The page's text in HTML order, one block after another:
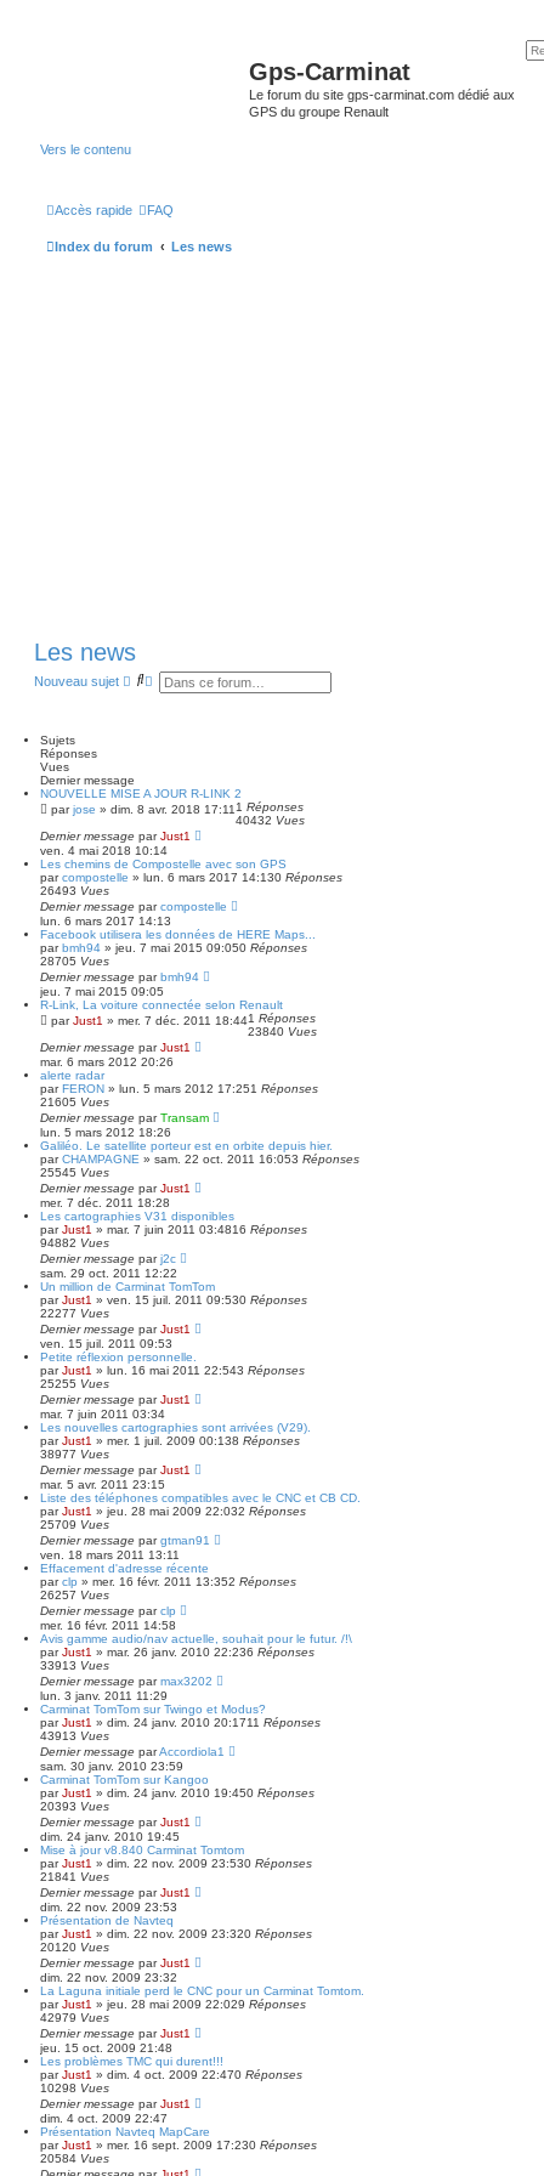
Gps-Carminat
Le forum du site gps-carminat.com dédié aux
GPS du groupe Renault
Vers le contenu
Accès rapide FAQ
Index du forum Les news
Les news
Nouveau sujet
R
e
R
e
a
a
n
c
é
Sujets
Réponses
Vues
Dernier message
NOUVELLE MISE A JOUR R-LINK 2
parjose » dim. 8 avr. 2018 17:11 1 Réponses
40432 Vues
Dernier message parJust1
ven. 4 mai 2018 10:14
Les chemins de Compostelle avec son GPS
parcompostelle » lun. 6 mars 2017 14:130 Réponses
26493 Vues
Dernier message parcompostelle
lun. 6 mars 2017 14:13
Facebook utilisera les données de HERE Maps...
parbmh94 » jeu. 7 mai 2015 09:050 Réponses
28705 Vues
Dernier message parbmh94
jeu. 7 mai 2015 09:05
R-Link, La voiture connectée selon Renault
parJust1 » mer. 7 déc. 2011 18:441 Réponses
23840 Vues
Dernier message parJust1
mar. 6 mars 2012 20:26
alerte radar
parFERON » lun. 5 mars 2012 17:251 Réponses
21605 Vues
Dernier message parTransam
lun. 5 mars 2012 18:26
Galiléo. Le satellite porteur est en orbite depuis hier.
parCHAMPAGNE » sam. 22 oct. 2011 16:053 Réponses
25545 Vues
Dernier message parJust1
mer. 7 déc. 2011 18:28
Les cartographies V31 disponibles
parJust1 » mar. 7 juin 2011 03:4816 Réponses
94882 Vues
Dernier message parj2c
sam. 29 oct. 2011 12:22
Un million de Carminat TomTom
parJust1 » ven. 15 juil. 2011 09:530 Réponses
22277 Vues
Dernier message parJust1
ven. 15 juil. 2011 09:53
Petite réflexion personnelle.
parJust1 » lun. 16 mai 2011 22:543 Réponses
25255 Vues
Dernier message parJust1
mar. 7 juin 2011 03:34
Les nouvelles cartographies sont arrivées (V29).
parJust1 » mer. 1 juil. 2009 00:138 Réponses
38977 Vues
Dernier message parJust1
mar. 5 avr. 2011 23:15
Liste des téléphones compatibles avec le CNC et CB CD.
parJust1 » jeu. 28 mai 2009 22:032 Réponses
25709 Vues
Dernier message pargtman91
ven. 18 mars 2011 13:11
Effacement d'adresse récente
parclp » mer. 16 févr. 2011 13:352 Réponses
26257 Vues
Dernier message parclp
mer. 16 févr. 2011 14:58
Avis gamme audio/nav actuelle, souhait pour le futur. /!\
parJust1 » mar. 26 janv. 2010 22:236 Réponses
33913 Vues
Dernier message parmax3202
lun. 3 janv. 2011 11:29
Carminat TomTom sur Twingo et Modus?
parJust1 » dim. 24 janv. 2010 20:1711 Réponses
43913 Vues
Dernier message parAccordiola1
sam. 30 janv. 2010 23:59
Carminat TomTom sur Kangoo
parJust1 » dim. 24 janv. 2010 19:450 Réponses
20393 Vues
Dernier message parJust1
dim. 24 janv. 2010 19:45
Mise à jour v8.840 Carminat Tomtom
parJust1 » dim. 22 nov. 2009 23:530 Réponses
21841 Vues
Dernier message parJust1
dim. 22 nov. 2009 23:53
Présentation de Navteq
parJust1 » dim. 22 nov. 2009 23:320 Réponses
20120 Vues
Dernier message parJust1
dim. 22 nov. 2009 23:32
La Laguna initiale perd le CNC pour un Carminat Tomtom.
parJust1 » jeu. 28 mai 2009 22:029 Réponses
42979 Vues
Dernier message parJust1
jeu. 15 oct. 2009 21:48
Les problèmes TMC qui durent!!!
parJust1 » dim. 4 oct. 2009 22:470 Réponses
10298 Vues
Dernier message parJust1
dim. 4 oct. 2009 22:47
Présentation Navteq MapCare
parJust1 » mer. 16 sept. 2009 17:230 Réponses
20584 Vues